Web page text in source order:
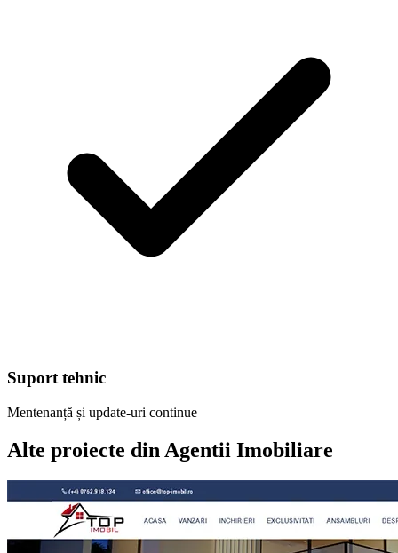
Suport tehnic
Mentenanță și update-uri continue
Alte proiecte din Agentii Imobiliare